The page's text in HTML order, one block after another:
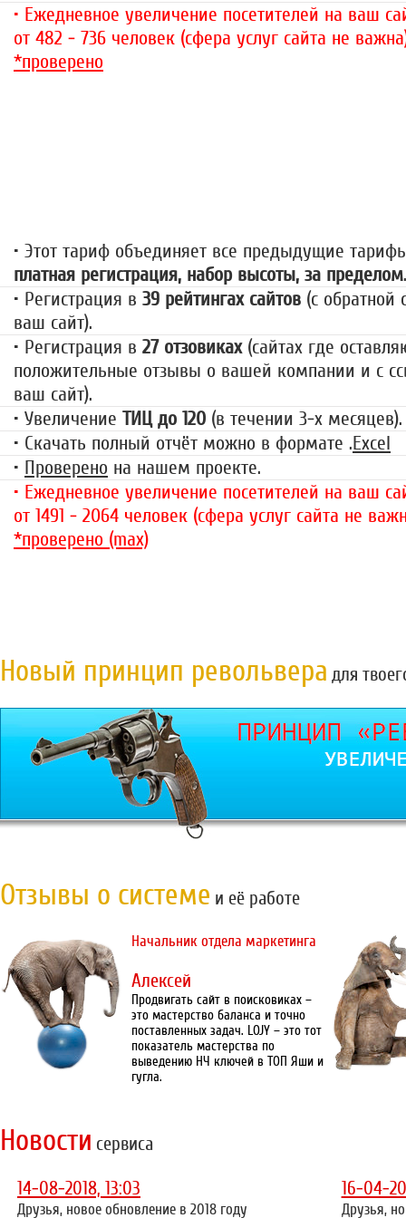
• Ежедневное увеличение посетителей на ваш
от 482 - 736 человек (сфера услуг сайта не
*проверено
• Этот тариф объединяет все предыдущие
платная регистрация, набор высоты, за пределом.
• Регистрация в 39 рейтингах сайтов (с обратной
ваш сайт).
• Регистрация в 27 отзовиках(сайтах где
положительные отзывы о вашей компании и с
ваш сайт).
• Увеличение ТИЦ до 120 (в течении 3-х месяцев).
• Скачать полный отчёт можно в формате .Excel
• Проверено на нашем проекте.
• Ежедневное увеличение посетителей на ваш
от 1491 - 2064 человек (сфера услуг сайта не
*проверено (max)
Новый принцип револьвера для
Отзывы о системе и её работе
Начальник отдела маркетинга
Алексей
Продвигать сайт в поисковиках –
это мастерство баланса и точно
поставленных задач. LOJY – это тот
показатель мастерства по
выведению НЧ ключей в ТОП Яши и
гугла.
Новости сервиса
14-08-2018, 13:03
Друзья, новое обновление в 2018 году
16-04-
Друзья,